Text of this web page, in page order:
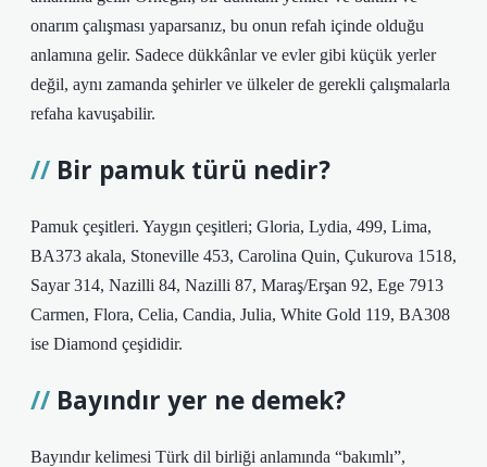
onarım çalışması yaparsanız, bu onun refah içinde olduğu
anlamına gelir. Sadece dükkânlar ve evler gibi küçük yerler
değil, aynı zamanda şehirler ve ülkeler de gerekli çalışmalarla
refaha kavuşabilir.
Bir pamuk türü nedir?
Pamuk çeşitleri. Yaygın çeşitleri; Gloria, Lydia, 499, Lima,
BA373 akala, Stoneville 453, Carolina Quin, Çukurova 1518,
Sayar 314, Nazilli 84, Nazilli 87, Maraş/Erşan 92, Ege 7913
Carmen, Flora, Celia, Candia, Julia, White Gold 119, BA308
ise Diamond çeşididir.
Bayındır yer ne demek?
Bayındır kelimesi Türk dil birliği anlamında “bakımlı”,